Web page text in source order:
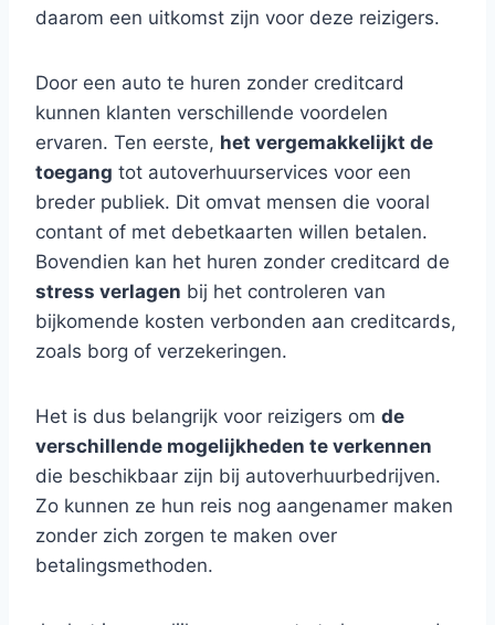
daarom een uitkomst zijn voor deze reizigers.
Door een auto te huren zonder creditcard
kunnen klanten verschillende voordelen
ervaren. Ten eerste, het vergemakkelijkt de
toegang tot autoverhuurservices voor een
breder publiek. Dit omvat mensen die vooral
contant of met debetkaarten willen betalen.
Bovendien kan het huren zonder creditcard de
stress verlagen bij het controleren van
bijkomende kosten verbonden aan creditcards,
zoals borg of verzekeringen.
Het is dus belangrijk voor reizigers om de
verschillende mogelijkheden te verkennen
die beschikbaar zijn bij autoverhuurbedrijven.
Zo kunnen ze hun reis nog aangenamer maken
zonder zich zorgen te maken over
betalingsmethoden.